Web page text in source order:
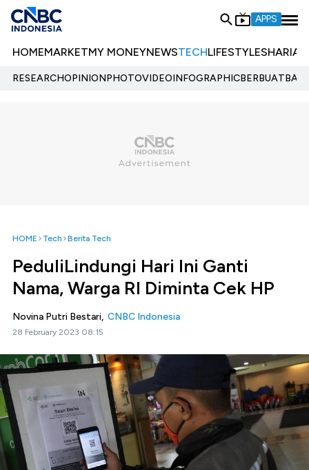
APPS
HOMEMARKETMY MONEYNEWSTECHLIFESTYLESHARIA
RESEARCHOPINIONPHOTOVIDEOINFOGRAPHIC
HOME Tech Berita Tech
PeduliLindungi Hari Ini Ganti
Nama, Warga RI Diminta Cek HP
Novina Putri Bestari, CNBC Indonesia
28 February 2023 08:15